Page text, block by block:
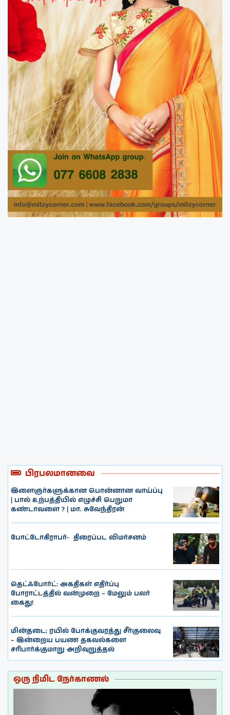
பிரபலமானவை
இளைஞர்களுக்கான பொன்னான வாய்ப்பு
| பால் உற்பத்தியில் எழுச்சி பெறுமா
கண்டாவளை ? | மா. சுவேந்திரன்
போட்டோகிராபர்- ‌ திரைப்பட விமர்சனம்
தெட்ஃபோர்ட்: அகதிகள் எதிர்ப்பு
போராட்டத்தில் வன்முறை – மேலும் பலர்
கைது!
மின்தடை: ரயில் போக்குவரத்து சீர்குலைவு
– இன்றைய பயண தகவல்களை
சரிபார்க்குமாறு அறிவுறுத்தல்
ஒரு நிமிட நேர்காணல்